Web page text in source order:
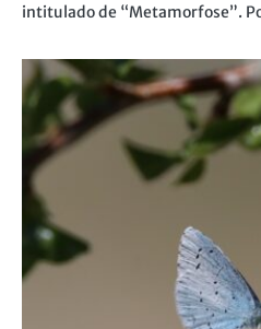
intitulado de “Metamorfose”.